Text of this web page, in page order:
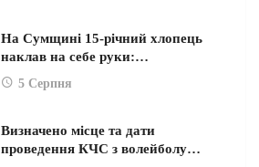
На Сумщині 15-річний хлопець
наклав на себе руки:…
5 Серпня
Визначено місце та дати
проведення КЧС з волейболу…